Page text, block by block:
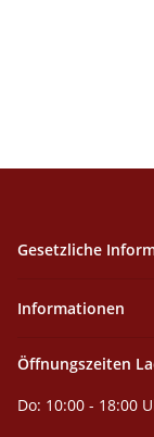
Gesetzliche
Informationen
Öffnungszeiten
Do: 10:00 - 18:00